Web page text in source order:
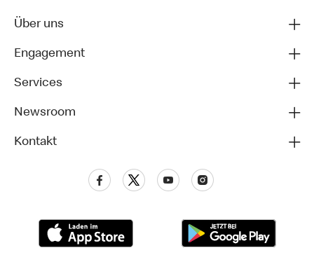
Über uns
Engagement
Services
Newsroom
Kontakt